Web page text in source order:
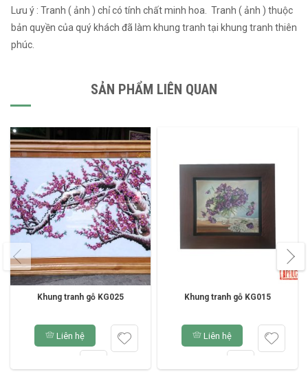
Lưu ý : Tranh ( ảnh ) chỉ có tính chất minh hoa. Tranh ( ảnh ) thuộc
bản quyền của quý khách đã làm khung tranh tại khung tranh thiên
phúc.
SẢN PHẨM LIÊN QUAN
Khung tranh gỗ KG025
Liên hệ
Khung tranh gỗ KG015
Liên hệ